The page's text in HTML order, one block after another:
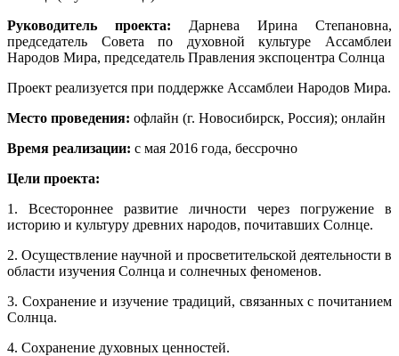
Руководитель проекта: Дарнева Ирина Степановна,
председатель Совета по духовной культуре Ассамблеи
Народов Мира, председатель Правления экспоцентра Солнца
Проект реализуется при поддержке Ассамблеи Народов Мира.
Место проведения: офлайн (г. Новосибирск, Россия); онлайн
Время реализации: с мая 2016 года, бессрочно
Цели проекта:
1. Всестороннее развитие личности через погружение в
историю и культуру древних народов, почитавших Солнце.
2. Осуществление научной и просветительской деятельности в
области изучения Солнца и солнечных феноменов.
3. Сохранение и изучение традиций, связанных с почитанием
Солнца.
4. Сохранение духовных ценностей.